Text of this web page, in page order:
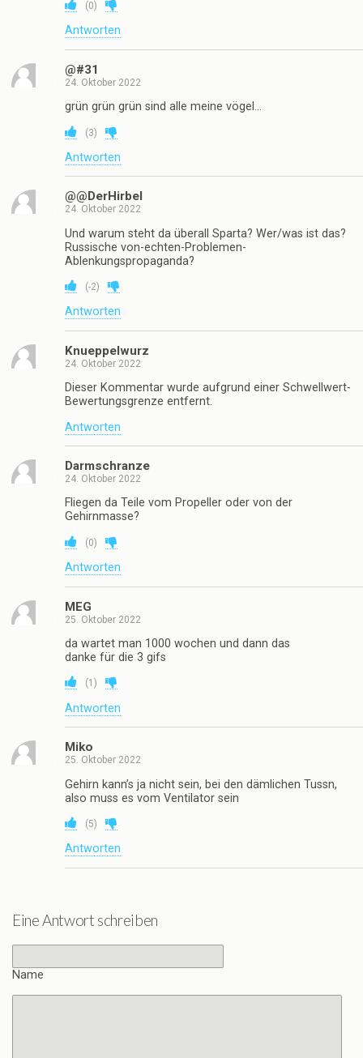
(0)
Antworten
@#31
24. Oktober 2022
grün grün grün sind alle meine vögel…
(3)
Antworten
@@DerHirbel
24. Oktober 2022
Und warum steht da überall Sparta? Wer/was ist das?
Russische von-echten-Problemen-
Ablenkungspropaganda?
(-2)
Antworten
Knueppelwurz
24. Oktober 2022
Dieser Kommentar wurde aufgrund einer Schwellwert-
Bewertungsgrenze entfernt.
Antworten
Darmschranze
24. Oktober 2022
Fliegen da Teile vom Propeller oder von der
Gehirnmasse?
(0)
Antworten
MEG
25. Oktober 2022
da wartet man 1000 wochen und dann das
danke für die 3 gifs
(1 )
Antworten
Miko
25. Oktober 2022
Gehirn kann’s ja nicht sein, bei den dämlichen Tussn,
also muss es vom Ventilator sein
(5)
Antworten
Eine Antwort schreiben
Name